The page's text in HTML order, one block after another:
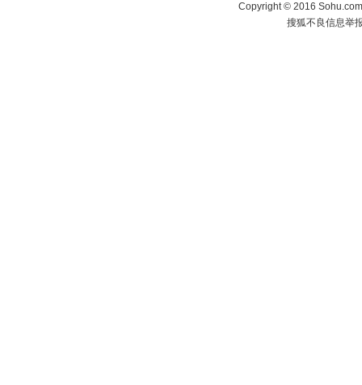
Copyright©2016
搜狐不良信息举